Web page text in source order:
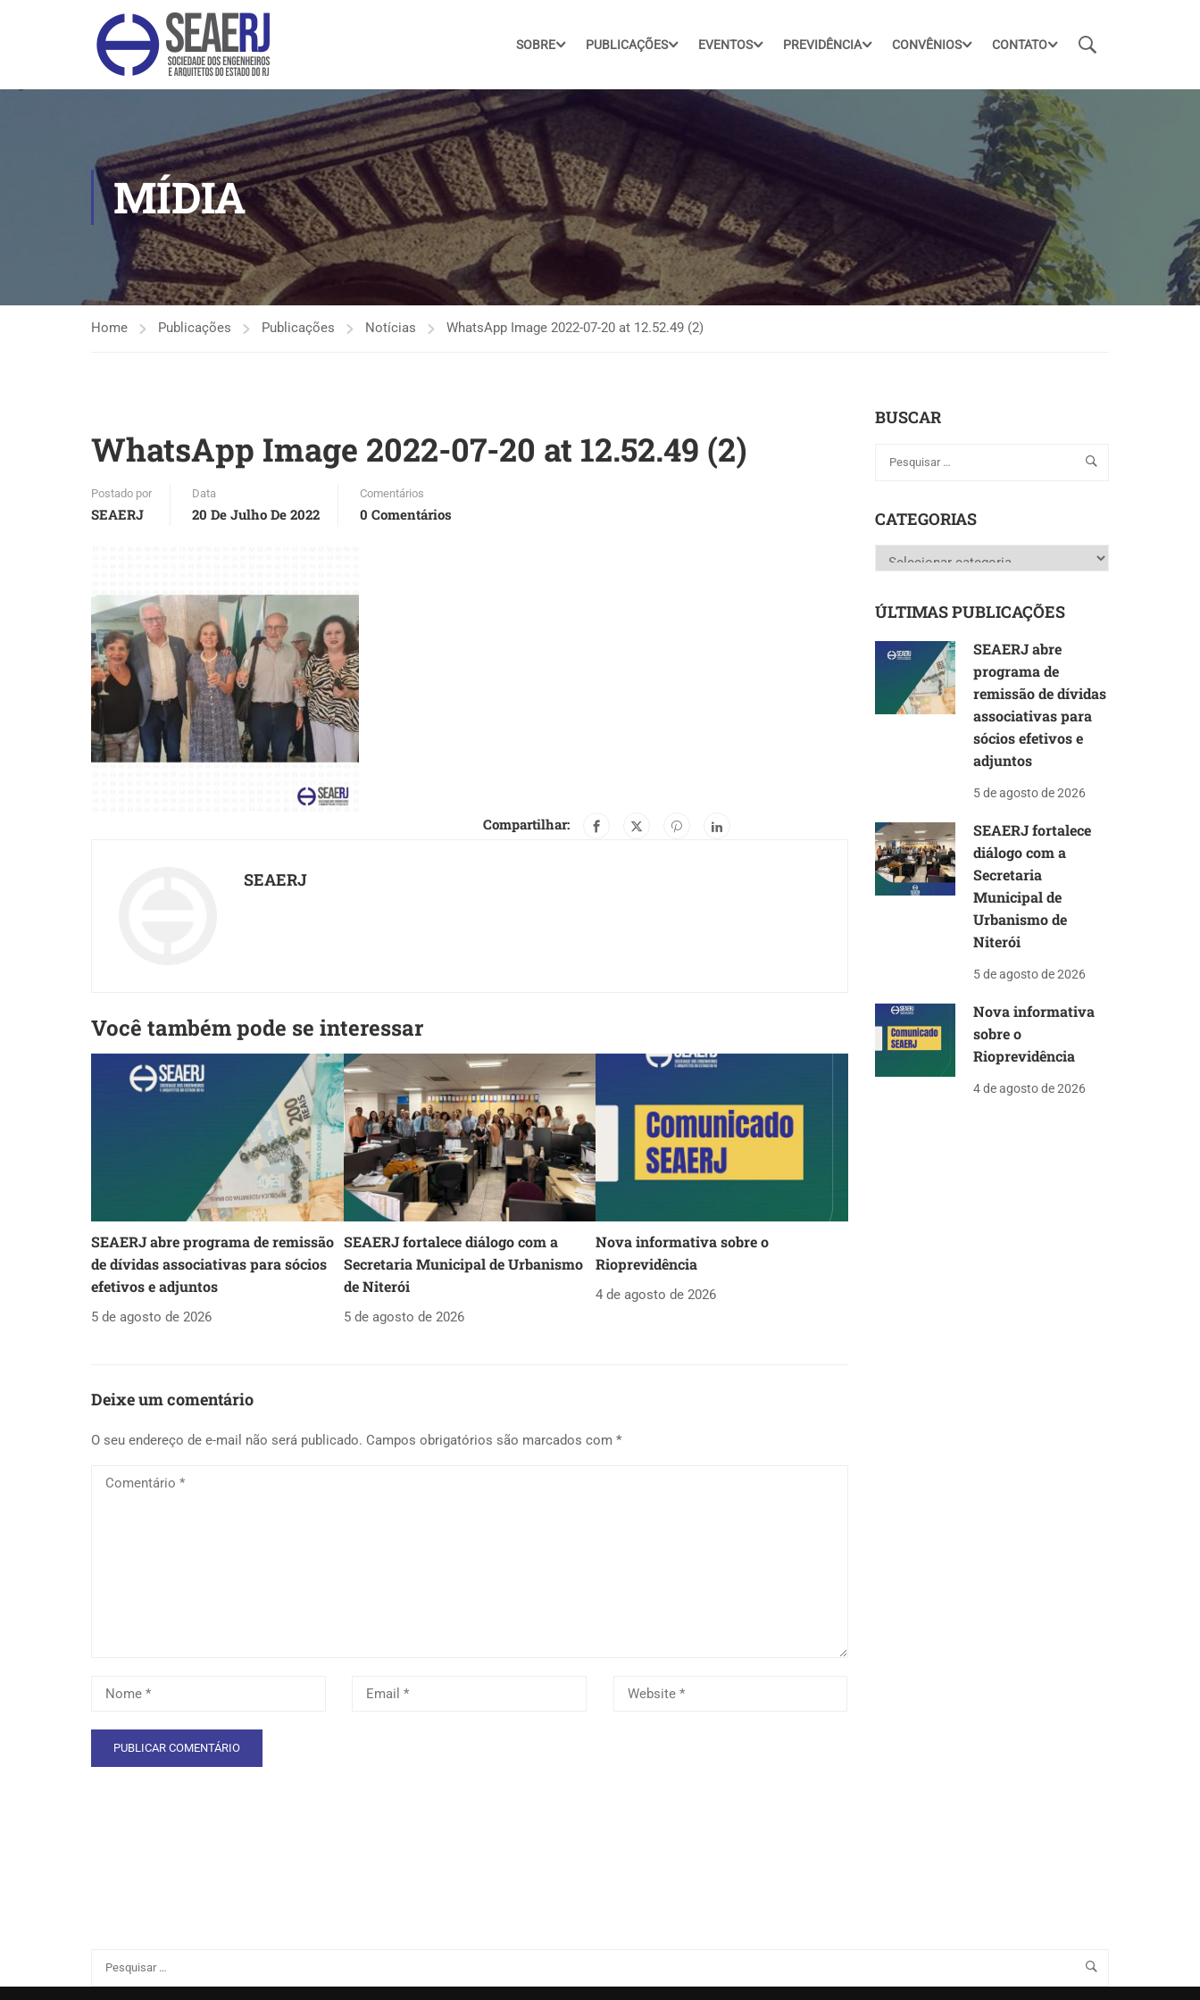
SOBRE PUBLICAÇÕES EVENTOS PREVIDÊNCIA CONVÊNIOS CONTATO
MÍDIA
Home Publicações Publicações Notícias WhatsApp Image 2022-07-20 at 12.52.49 (2)
WhatsApp Image 2022-07-20 at 12.52.49 (2)
Postado por
SEAERJ
Data
20 De Julho De 2022
Comentários
0 Comentários
Compartilhar:
SEAERJ
Você também pode se interessar
SEAERJ abre programa de remissão
de dívidas associativas para sócios
efetivos e adjuntos
5 de agosto de 2026
SEAERJ fortalece diálogo com a
Secretaria Municipal de Urbanismo
de Niterói
5 de agosto de 2026
Nova informativa sobre o
Rioprevidência
4 de agosto de 2026
Deixe um comentário
O seu endereço de e-mail não será publicado. Campos obrigatórios são marcados com *
BUSCAR
CATEGORIAS
Categorias
ÚLTIMAS PUBLICAÇÕES
SEAERJ abre
programa de
remissão de dívidas
associativas para
sócios efetivos e
adjuntos
5 de agosto de 2026
SEAERJ fortalece
diálogo com a
Secretaria
Municipal de
Urbanismo de
Niterói
5 de agosto de 2026
Nova informativa
sobre o
Rioprevidência
4 de agosto de 2026